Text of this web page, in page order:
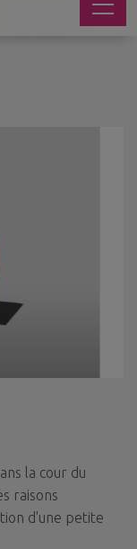
la cour du
raisons
d'une petite